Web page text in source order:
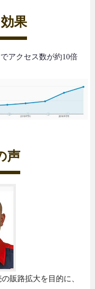
果
クセス数が約10倍
声
販路拡大を目的に、